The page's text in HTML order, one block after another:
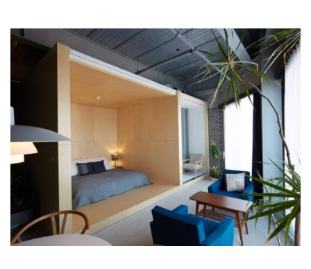
디앤디파트먼트가 추구하는 ‘롱 라이프 디자인’을 국내에서
경험할 수 있는 공간 중 하나가 바로 디앤디파트먼트 제주 바이
아라리오라고 생각합니다. 어떻게 조성하게 된 공간인가요?
배
김창일 아라리오 회장이 디앤디파트먼트 서울점을 방문해 우리의
활동을 보고, 제주 탑동에 예술을 중심으로 새로운 공간들을 조성하는
프로젝트의 기획을 mmmg에 맡겼습니다. 그 당시 김지완 아라리오 제주
대표는 에이팩토리 카페와 베이커리, 식당 등을 운영하고 있었는데,
카페와 베이커리를 합쳐 ABC베이커리로 리브랜딩하는 일부터
디앤디파트먼트 제주점과 프라이탁 제주점을 유치하는 일까지 맡게 됐죠.
김지완 대표와 함께 마스터 플랜을 세운 뒤 나가오카 겐메이 대표를
찾아가 상의하면서 상점과 더불어 숙박 기능을 추가하는 계획으로
확장되었습니다. 2년이 넘는 기간 동안 디앤디파트먼트 본사 측과